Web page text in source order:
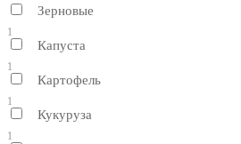
Зерновые
1
Капуста
1
Картофель
1
Кукуруза
1